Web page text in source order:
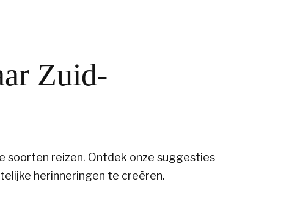
Zuid-
soorten reizen. Ontdek onze suggesties
herinneringen te creëren.